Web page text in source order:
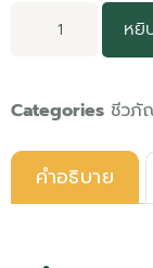
หยิ
Categories ชีวภั
คำอธิบาย